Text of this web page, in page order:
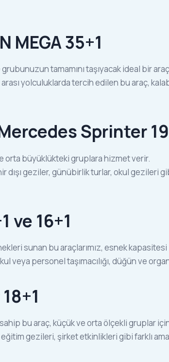
MEGA 35+1
tamamını taşıyacak ideal bir
yolculuklarda tercih edilen bu araç,
Sprinter
orta büyüklükteki gruplara hizmet verir.
dışı geziler, günübirlik turlar, okul gezileri
ve 16+1
sunan bu araçlarımız, esnek
veya personel taşımacılığı, düğün ve
bu araç, küçük ve orta ölçekli gruplar
gezileri, şirket etkinlikleri gibi farklı